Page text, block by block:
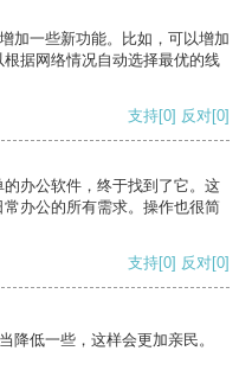
加一些新功能。比如，可以增加
据网络情况自动选择最优的线
支持[0] 反对[0]
办公软件，终于找到了它。这
办公的所有需求。操作也很简
支持[0] 反对[0]
降低一些，这样会更加亲民。